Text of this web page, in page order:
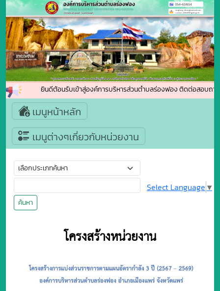
ยินดีต้อนรับเข้าสู่องค์การบริหารส่วนตำบลร่องฟอง ติดต่อสอบถาม
เมนูหน้าหลัก
เมนูต่างๆเกี่ยวกับหน่วยงาน
ค้นหา
Select Language ▼
โครงสร้างหน่วยงาน